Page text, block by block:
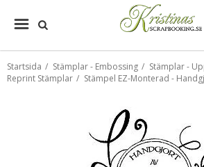
Startsida / Stämplar - Embossing / Stämplar -
Reprint Stämplar / Stämpel EZ-Monterad -